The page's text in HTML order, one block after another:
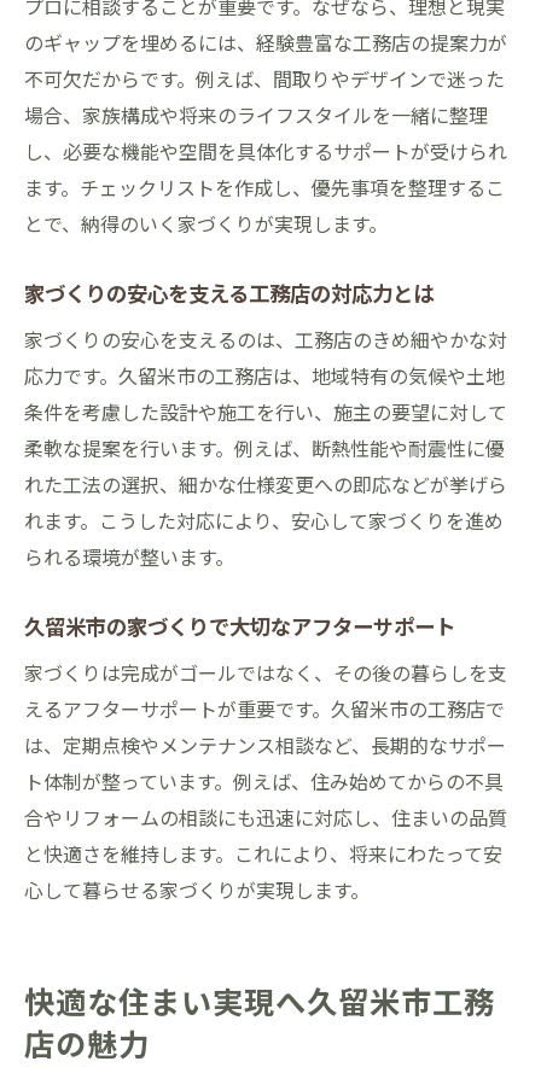
プロに相談することが重要です。なぜなら、理想と現実
のギャップを埋めるには、経験豊富な工務店の提案力が
不可欠だからです。例えば、間取りやデザインで迷った
場合、家族構成や将来のライフスタイルを一緒に整理
し、必要な機能や空間を具体化するサポートが受けられ
ます。チェックリストを作成し、優先事項を整理するこ
とで、納得のいく家づくりが実現します。
家づくりの安心を支える工務店の対応力とは
家づくりの安心を支えるのは、工務店のきめ細やかな対
応力です。久留米市の工務店は、地域特有の気候や土地
条件を考慮した設計や施工を行い、施主の要望に対して
柔軟な提案を行います。例えば、断熱性能や耐震性に優
れた工法の選択、細かな仕様変更への即応などが挙げら
れます。こうした対応により、安心して家づくりを進め
られる環境が整います。
久留米市の家づくりで大切なアフターサポート
家づくりは完成がゴールではなく、その後の暮らしを支
えるアフターサポートが重要です。久留米市の工務店で
は、定期点検やメンテナンス相談など、長期的なサポー
ト体制が整っています。例えば、住み始めてからの不具
合やリフォームの相談にも迅速に対応し、住まいの品質
と快適さを維持します。これにより、将来にわたって安
心して暮らせる家づくりが実現します。
快適な住まい実現へ久留米市工務
店の魅力